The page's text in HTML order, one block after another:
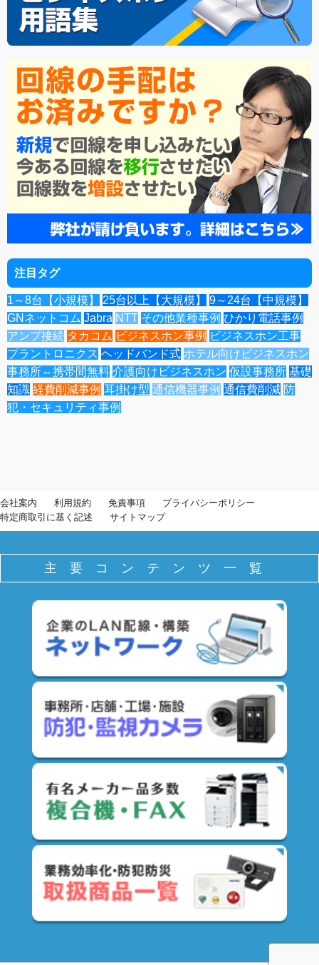
注目タグ
1～8台【小規模】 25台以上【大規模】
9～24台【中規模】
GNネットコム Jabra NTT その他業種事例 ひかり電話事例
アンプ接続 タカコム ビジネスホン事例 ビジネスホン工事
プラントロニクス ヘッドバンド式 ホテル向けビジネスホン
事務所⇔携帯間無料 介護向けビジネスホン 仮設事務所 基礎
知識 経費削減事例 耳掛け型 通信機器事例 通信費削減 防
犯・セキュリティ事例
会社案内 利用規約 免責事項
プライバシーポリシー
特定商取引に基く記述
サイトマップ
主要コンテンツ一覧